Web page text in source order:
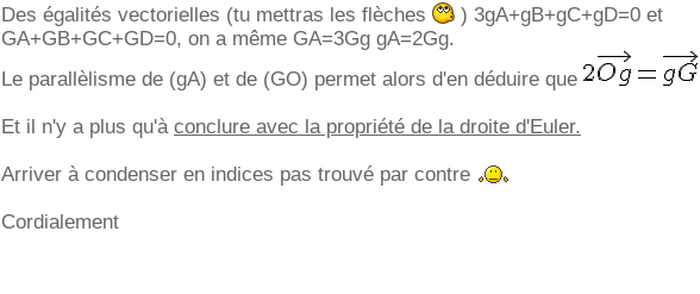
Des égalités vectorielles (tu mettras les flèches
) 3gA+gB+gC+gD=0 et
GA+GB+GC+GD=0, on a même GA=3Gg gA=2Gg.
Le parallèlisme de (gA) et de (GO) permet alors d'en déduire que
Et il n'y a plus qu'à conclure avec la propriété de la droite d'Euler.
Arriver à condenser en indices pas trouvé par contre
Cordialement